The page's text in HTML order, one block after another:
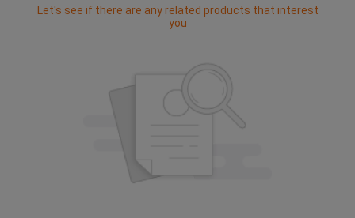
Let's see if there are any related products that interest
you